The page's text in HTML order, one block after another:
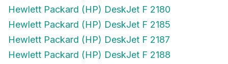
Hewlett Packard (HP) DeskJet F 2180
Hewlett Packard (HP) DeskJet F 2185
Hewlett Packard (HP) DeskJet F 2187
Hewlett Packard (HP) DeskJet F 2188